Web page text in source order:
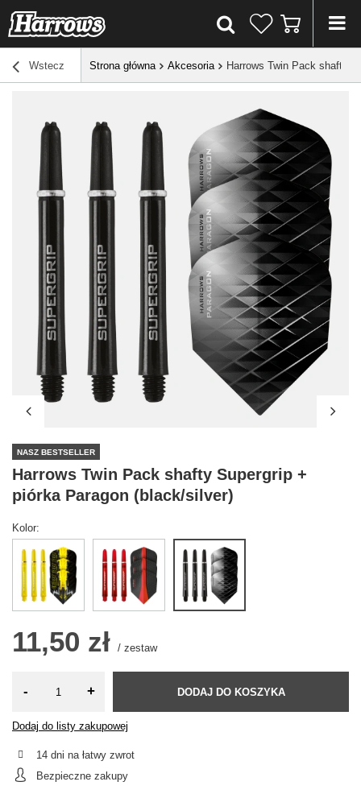
Wstecz Strona główna Akcesoria Harrows Twin Pack shafty
NASZ BESTSELLER
Harrows Twin Pack shafty Supergrip +
piórka Paragon (black/silver)
Kolor
11,50 zł / zestaw
- + DODAJ DO KOSZYKA
Dodaj do listy zakupowej
14 dni na łatwy zwrot
Bezpieczne zakupy